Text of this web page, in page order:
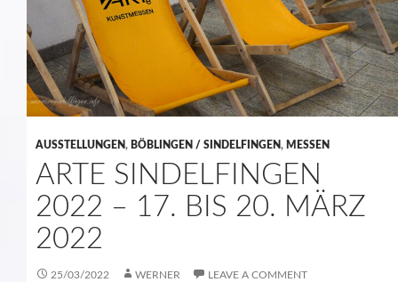
AUSSTELLUNGEN, BÖBLINGEN / SINDELFINGEN, MESSEN
ARTE SINDELFINGEN
2022 – 17. BIS 20. MÄRZ
2022
25/03/2022 WERNER LEAVE A COMMENT